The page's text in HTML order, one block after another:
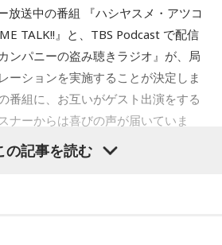
そう（笑）」と笑い合いながら、便
そ失われたワクワク感について語り
ちゃくちゃ面白い人ですね、びっく
にLINEします（笑）」とゆとりくん
にわたるゲスト出演を締めくくりま
しまれていたわけではありませんで
年に日本で制作されたアニメーショ
ィンランドでも国民的な存在になっ
いては、「一人ひとりの個性が際立
「みんな変わっているのに、嫌な奴
」と表現し、多様な個性をそのまま受
大きな魅力だと話しました。
放送中の番組 『ハシヤスメ・アツコ
TALK!!』と、TBS Podcast で配信
ンパニーの盗み聴きラジオ』が、局
ーションを実施することが決定しま
番組に、お互いがゲスト出演をする
ナーからは喜びの声が届いていま
の記事を読む